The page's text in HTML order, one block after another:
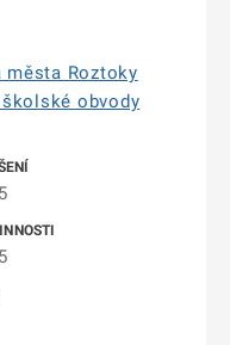
města Roztoky
obvody